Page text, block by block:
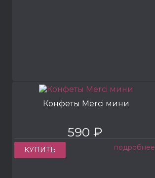
Конфеты Merci мини
590 ₽
КУПИТЬ подробнее